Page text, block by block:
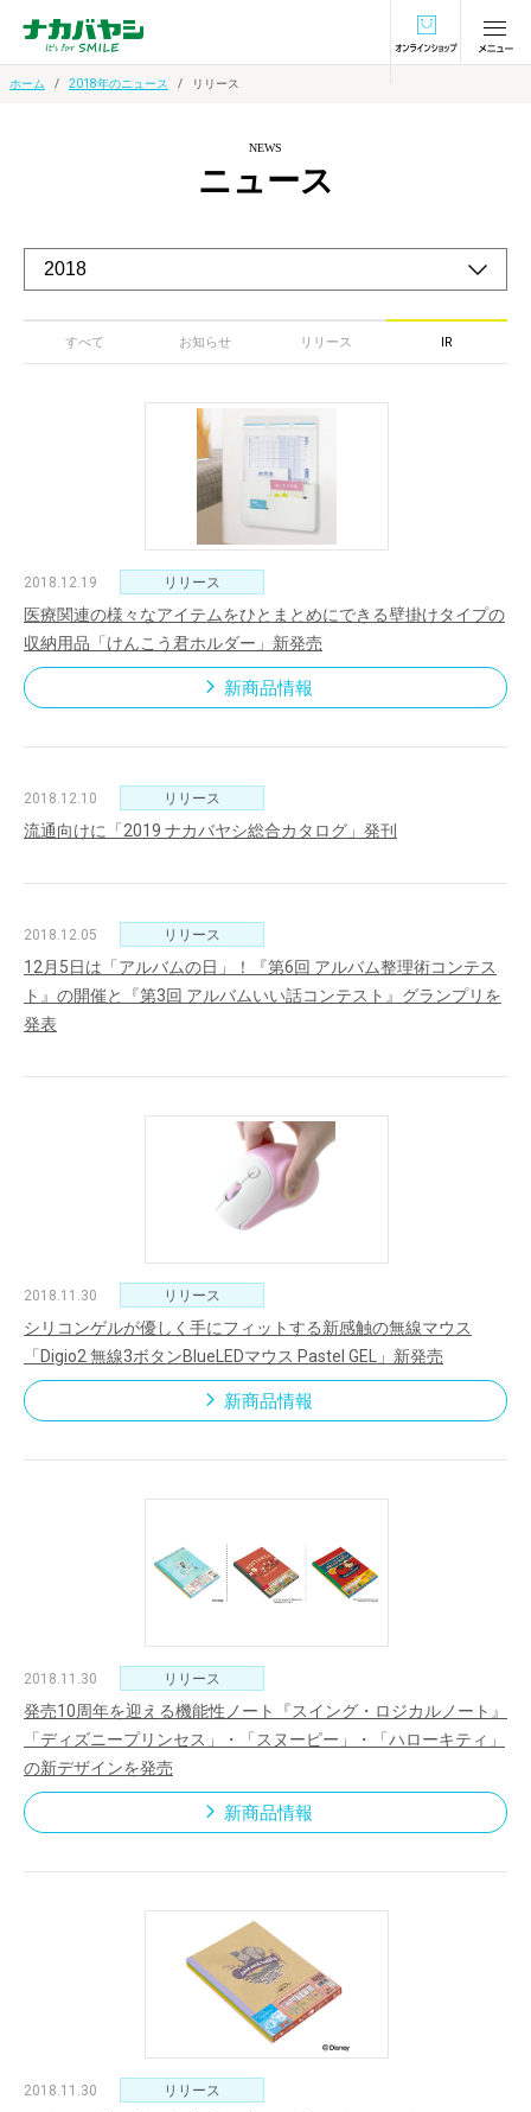
オンラインショ
ホーム 2018年のニュース リリース
NEWS
ニュース
すべて お知らせ リリース IR
2018.12.19 リリース
医療関連の様々なアイテムをひとまとめにできる壁掛けタイプの
収納用品「けんこう君ホルダー」新発売
新商品情報
2018.12.10 リリース
流通向けに「2019 ナカバヤシ総合カタログ」発刊
2018.12.05 リリース
12月5日は「アルバムの日」！『第6回 アルバム整理術コンテス
ト』の開催と『第3回 アルバムいい話コンテスト』グランプリを
発表
2018.11.30 リリース
シリコンゲルが優しく手にフィットする新感触の無線マウス
「Digio2 無線3ボタンBlueLEDマウス Pastel GEL」新発売
新商品情報
2018.11.30 リリース
発売10周年を迎える機能性ノート『スイング・ロジカルノート』
「ディズニープリンセス」・「スヌーピー」・「ハローキティ」
の新デザインを発売
新商品情報
2018.11.30 リリース